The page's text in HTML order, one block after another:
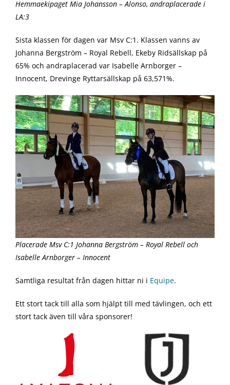
Hemmaekipaget Mia Johansson – Alonso, andraplacerade i
LA:3
Sista klassen för dagen var Msv C:1. Klassen vanns av
Johanna Bergström – Royal Rebell, Ekeby Ridsällskap på
65% och andraplacerad var Isabelle Arnborger –
Innocent, Drevinge Ryttarsällskap på 63,571%.
Placerade Msv C:1 Johanna Bergström – Royal Rebell och
Isabelle Arnborger – Innocent
Samtliga resultat från dagen hittar ni i Equipe.
Ett stort tack till alla som hjälpt till med tävlingen, och ett
stort tack även till våra sponsorer!